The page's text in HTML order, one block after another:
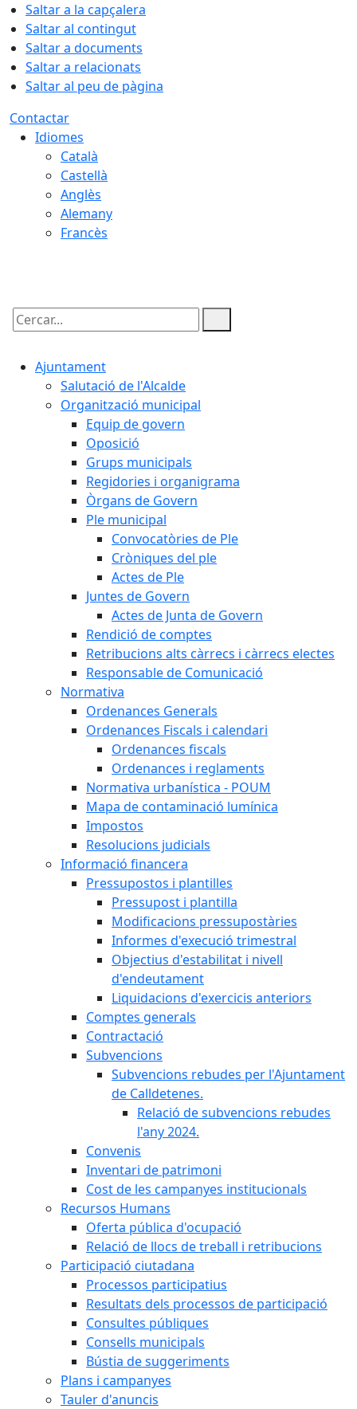
Saltar a la capçalera
Saltar al contingut
Saltar a documents
Saltar a relacionats
Saltar al peu de pàgina
Contactar
Idiomes
Català
Castellà
Anglès
Alemany
Francès
Cercar:
Ajuntament
Salutació de l'Alcalde
Organització municipal
Equip de govern
Oposició
Grups municipals
Regidories i organigrama
Òrgans de Govern
Ple municipal
Convocatòries de Ple
Cròniques del ple
Actes de Ple
Juntes de Govern
Actes de Junta de Govern
Rendició de comptes
Retribucions alts càrrecs i càrrecs electes
Responsable de Comunicació
Normativa
Ordenances Generals
Ordenances Fiscals i calendari
Ordenances fiscals
Ordenances i reglaments
Normativa urbanística - POUM
Mapa de contaminació lumínica
Impostos
Resolucions judicials
Informació financera
Pressupostos i plantilles
Pressupost i plantilla
Modificacions pressupostàries
Informes d'execució trimestral
Objectius d'estabilitat i nivell
d'endeutament
Liquidacions d'exercicis anteriors
Comptes generals
Contractació
Subvencions
Subvencions rebudes per l'Ajuntament
de Calldetenes.
Relació de subvencions rebudes
l'any 2024.
Convenis
Inventari de patrimoni
Cost de les campanyes institucionals
Recursos Humans
Oferta pública d'ocupació
Relació de llocs de treball i retribucions
Participació ciutadana
Processos participatius
Resultats dels processos de participació
Consultes públiques
Consells municipals
Bústia de suggeriments
Plans i campanyes
Tauler d'anuncis